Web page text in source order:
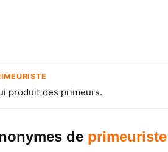
produit des primeurs.
de primeuriste